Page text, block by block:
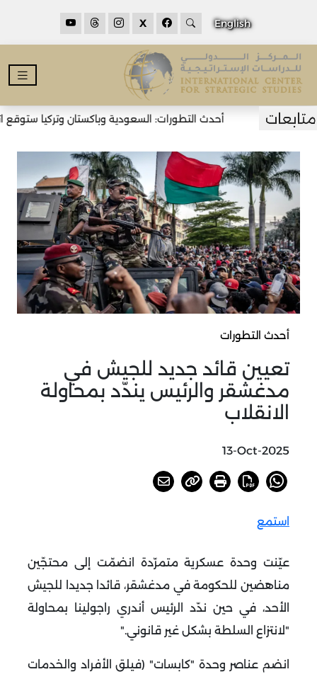
English
X
أحدث التطورات: السعودية وباكستان وتركيا ستوقع
أحدث التطورات
تعيين قائد جديد للجيش في
مدغشقر والرئيس يندّد بمحاولة
الانقلاب
13-Oct-2025
استمع
عيّنت وحدة عسكرية متمرّدة انضمّت إلى محتجّين
مناهضين للحكومة في مدغشقر، قائدا جديدا للجيش
الأحد، في حين ندّد الرئيس أندري راجولينا بمحاولة
"لانتزاع السلطة بشكل غير قانوني".
انضم عناصر وحدة "كابسات" (فيلق الأفراد والخدمات